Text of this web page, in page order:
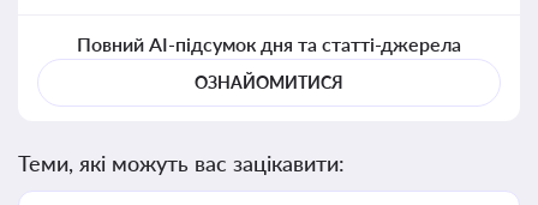
Повний AI-підсумок дня та статті-джерела
ОЗНАЙОМИТИСЯ
Теми, які можуть вас зацікавити: